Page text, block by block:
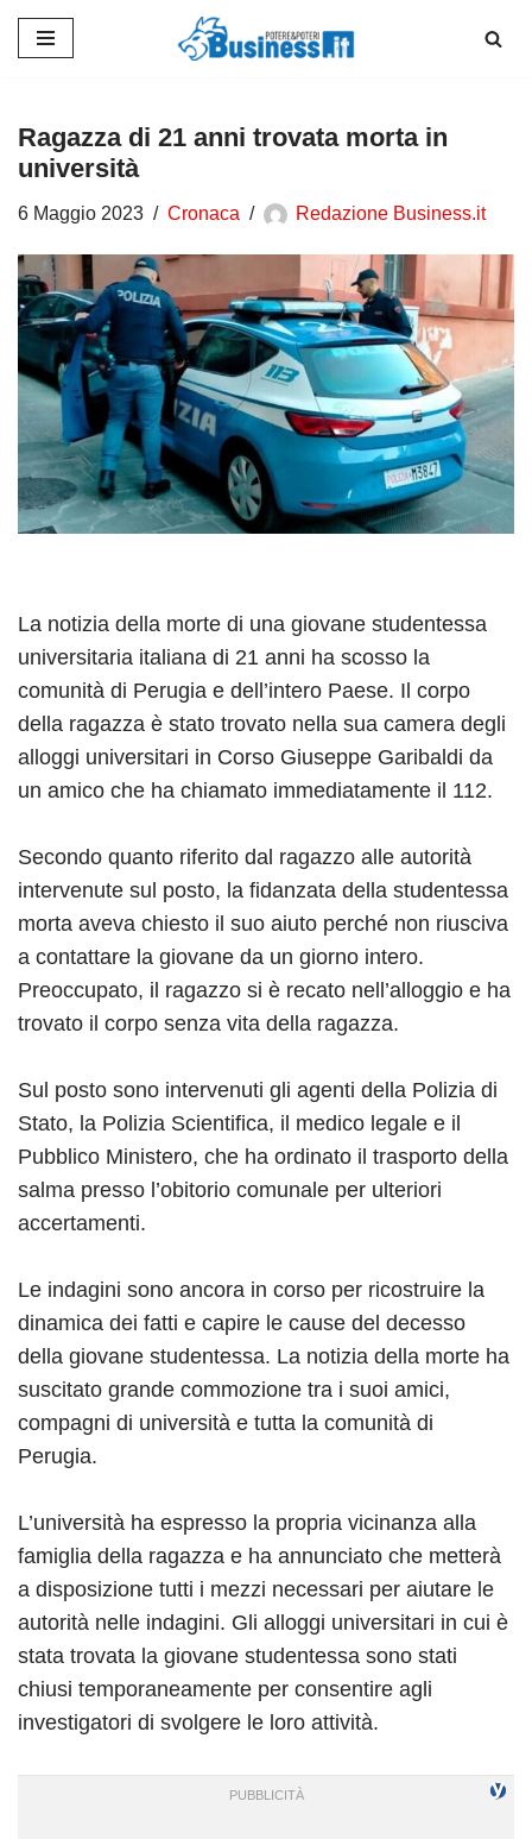
contenuto
Ragazza di 21 anni trovata morta in
università
6 Maggio 2023 Cronaca Redazione Business.it
La notizia della morte di una giovane studentessa
universitaria italiana di 21 anni ha scosso la
comunità di Perugia e dell’intero Paese. Il corpo
della ragazza è stato trovato nella sua camera degli
alloggi universitari in Corso Giuseppe Garibaldi da
un amico che ha chiamato immediatamente il 112.
Secondo quanto riferito dal ragazzo alle autorità
intervenute sul posto, la fidanzata della studentessa
morta aveva chiesto il suo aiuto perché non riusciva
a contattare la giovane da un giorno intero.
Preoccupato, il ragazzo si è recato nell’alloggio e ha
trovato il corpo senza vita della ragazza.
Sul posto sono intervenuti gli agenti della Polizia di
Stato, la Polizia Scientifica, il medico legale e il
Pubblico Ministero, che ha ordinato il trasporto della
salma presso l’obitorio comunale per ulteriori
accertamenti.
Le indagini sono ancora in corso per ricostruire la
dinamica dei fatti e capire le cause del decesso
della giovane studentessa. La notizia della morte ha
suscitato grande commozione tra i suoi amici,
compagni di università e tutta la comunità di
Perugia.
L’università ha espresso la propria vicinanza alla
famiglia della ragazza e ha annunciato che metterà
a disposizione tutti i mezzi necessari per aiutare le
autorità nelle indagini. Gli alloggi universitari in cui è
stata trovata la giovane studentessa sono stati
chiusi temporaneamente per consentire agli
investigatori di svolgere le loro attività.